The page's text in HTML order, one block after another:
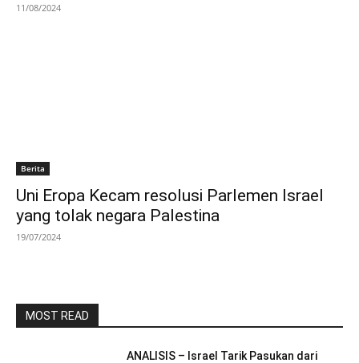
11/08/2024
Berita
Uni Eropa Kecam resolusi Parlemen Israel
yang tolak negara Palestina
19/07/2024
MOST READ
ANALISIS – Israel Tarik Pasukan dari